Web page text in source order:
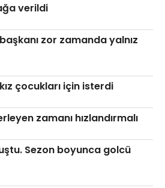
verildi
zor zamanda yalnız
çocukları için isterdi
zamanı hızlandırmalı
Sezon boyunca golcü